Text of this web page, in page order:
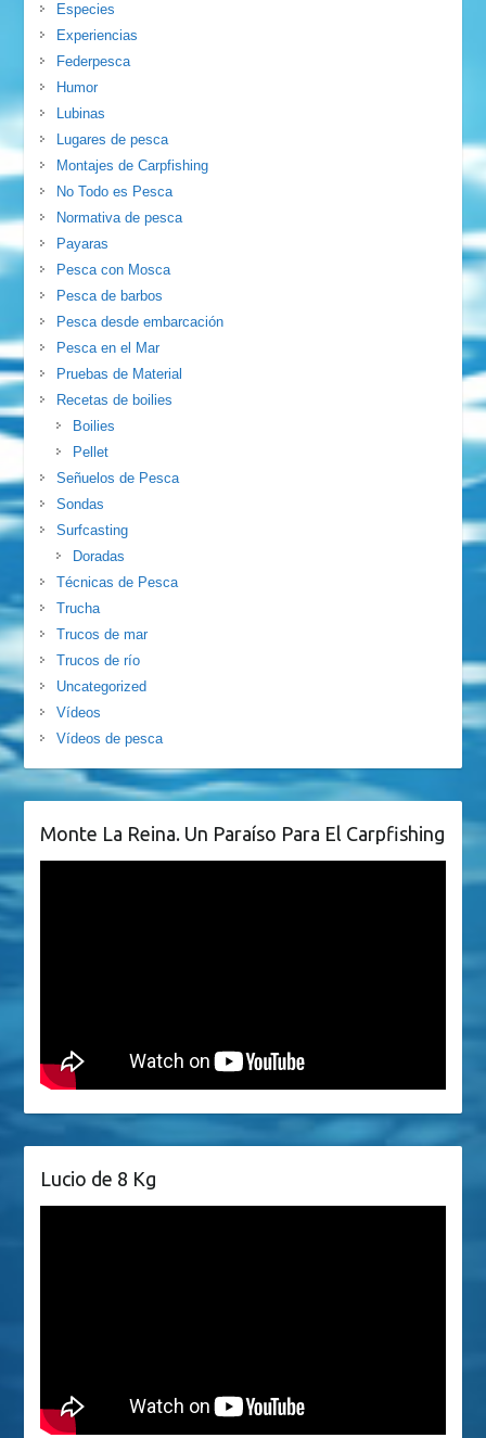
Especies
Experiencias
Federpesca
Humor
Lubinas
Lugares de pesca
Montajes de Carpfishing
No Todo es Pesca
Normativa de pesca
Payaras
Pesca con Mosca
Pesca de barbos
Pesca desde embarcación
Pesca en el Mar
Pruebas de Material
Recetas de boilies
Boilies
Pellet
Señuelos de Pesca
Sondas
Surfcasting
Doradas
Técnicas de Pesca
Trucha
Trucos de mar
Trucos de río
Uncategorized
Vídeos
Vídeos de pesca
Monte La Reina. Un Paraíso Para El Carpfishing
Lucio de 8 Kg